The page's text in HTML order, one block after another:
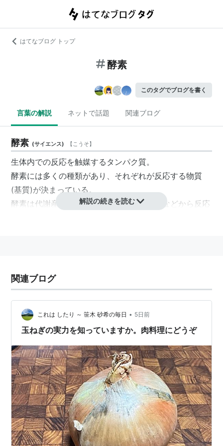
はてなブログ トップ
酵素
このタグでブログを書く
言葉の解説 ネットで話題 関連ブログ
酵素 (サイエンス) 【こうそ】
生体内での反応を触媒するタンパク質。
酵素には多くの種類があり、それぞれが反応する物質
(基質)が決まっている。
酵素は代謝産物やその他のメッセンジャーなどから反応
して働くものがある。
衣料用洗剤にも配合されており、蛋白質・脂質・油など
の有機物に関する汚れを落とす。
概して酵素の世界は深遠である。
解説の続きを読む
関連ブログ
これは したり ～ 笹木 砂希の毎日 • 5日前
玉ねぎの実力を知っていますか。肉料理にどうぞ